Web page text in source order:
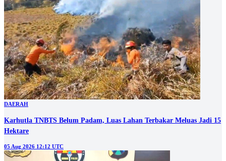
DAERAH
Karhutla TNBTS Belum Padam, Luas Lahan Terbakar Meluas Jadi 15
Hektare
05 Aug 2026 12:12 UTC